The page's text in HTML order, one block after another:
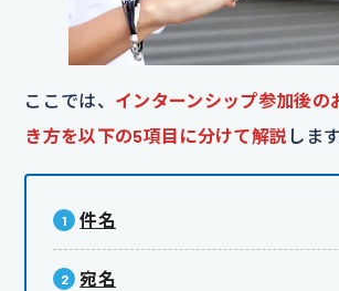
ここでは、 インターンシップ参加後の
き方を以下の5項目に分けて解説 します
件名
宛名